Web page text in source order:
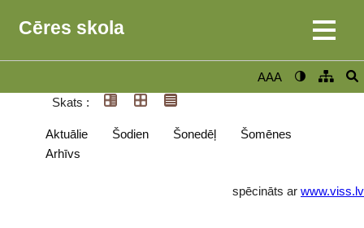
Cēres skola
AAA
Skats :
Aktuālie Šodien Šonedēļ
Šomēnes
Arhīvs
spēcināts ar www.viss.lv